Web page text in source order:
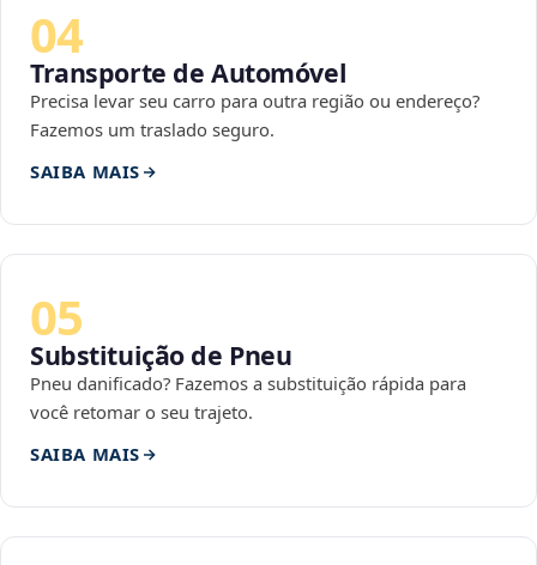
04
Transporte de Automóvel
Precisa levar seu carro para outra região ou endereço?
Fazemos um traslado seguro.
SAIBA MAIS
05
Substituição de Pneu
Pneu danificado? Fazemos a substituição rápida para
você retomar o seu trajeto.
SAIBA MAIS